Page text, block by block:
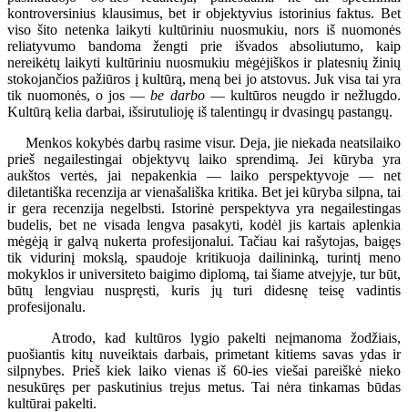
kontroversinius klausimus, bet ir objektyvius istorinius faktus. Bet
viso šito netenka laikyti kultūriniu nuosmukiu, nors iš nuomonės
reliatyvumo bandoma žengti prie išvados absoliutumo, kaip
nereikėtų laikyti kultūriniu nuosmukiu mėgėjiškos ir platesnių žinių
stokojančios pažiūros į kultūrą, meną bei jo atstovus. Juk visa tai yra
tik nuomonės, o jos —be darbo— kultūros neugdo ir nežlugdo.
Kultūrą kelia darbai, išsirutulioję iš talentingų ir dvasingų pastangų.
Menkos kokybės darbų rasime visur. Deja, jie niekada neatsilaiko
prieš negailestingai objektyvų laiko sprendimą. Jei kūryba yra
aukštos vertės, jai nepakenkia — laiko perspektyvoje — net
diletantiška recenzija ar vienašališka kritika. Bet jei kūryba silpna, tai
ir gera recenzija negelbsti. Istorinė perspektyva yra negailestingas
budelis, bet ne visada lengva pasakyti, kodėl jis kartais aplenkia
mėgėją ir galvą nukerta profesijonalui. Tačiau kai rašytojas, baigęs
tik vidurinį mokslą, spaudoje kritikuoja dailininką, turintį meno
mokyklos ir universiteto baigimo diplomą, tai šiame atvejyje, tur būt,
būtų lengviau nuspręsti, kuris jų turi didesnę teisę vadintis
profesijonalu.
Atrodo, kad kultūros lygio pakelti neįmanoma žodžiais,
puošiantis kitų nuveiktais darbais, primetant kitiems savas ydas ir
silpnybes. Prieš kiek laiko vienas iš 60-ies viešai pareiškė nieko
nesukūręs per paskutinius trejus metus. Tai nėra tinkamas būdas
kultūrai pakelti.